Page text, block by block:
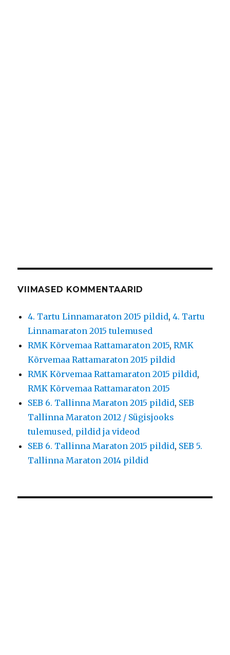
VIIMASED KOMMENTAARID
4. Tartu Linnamaraton 2015 pildid,4. Tartu
Linnamaraton 2015 tulemused
RMK Kõrvemaa Rattamaraton 2015,RMK
Kõrvemaa Rattamaraton 2015 pildid
RMK Kõrvemaa Rattamaraton 2015 pildid,
RMK Kõrvemaa Rattamaraton 2015
SEB 6. Tallinna Maraton 2015 pildid, SEB
Tallinna Maraton 2012 / Sügisjooks
tulemused, pildid ja videod
SEB 6. Tallinna Maraton 2015 pildid, SEB 5.
Tallinna Maraton 2014 pildid